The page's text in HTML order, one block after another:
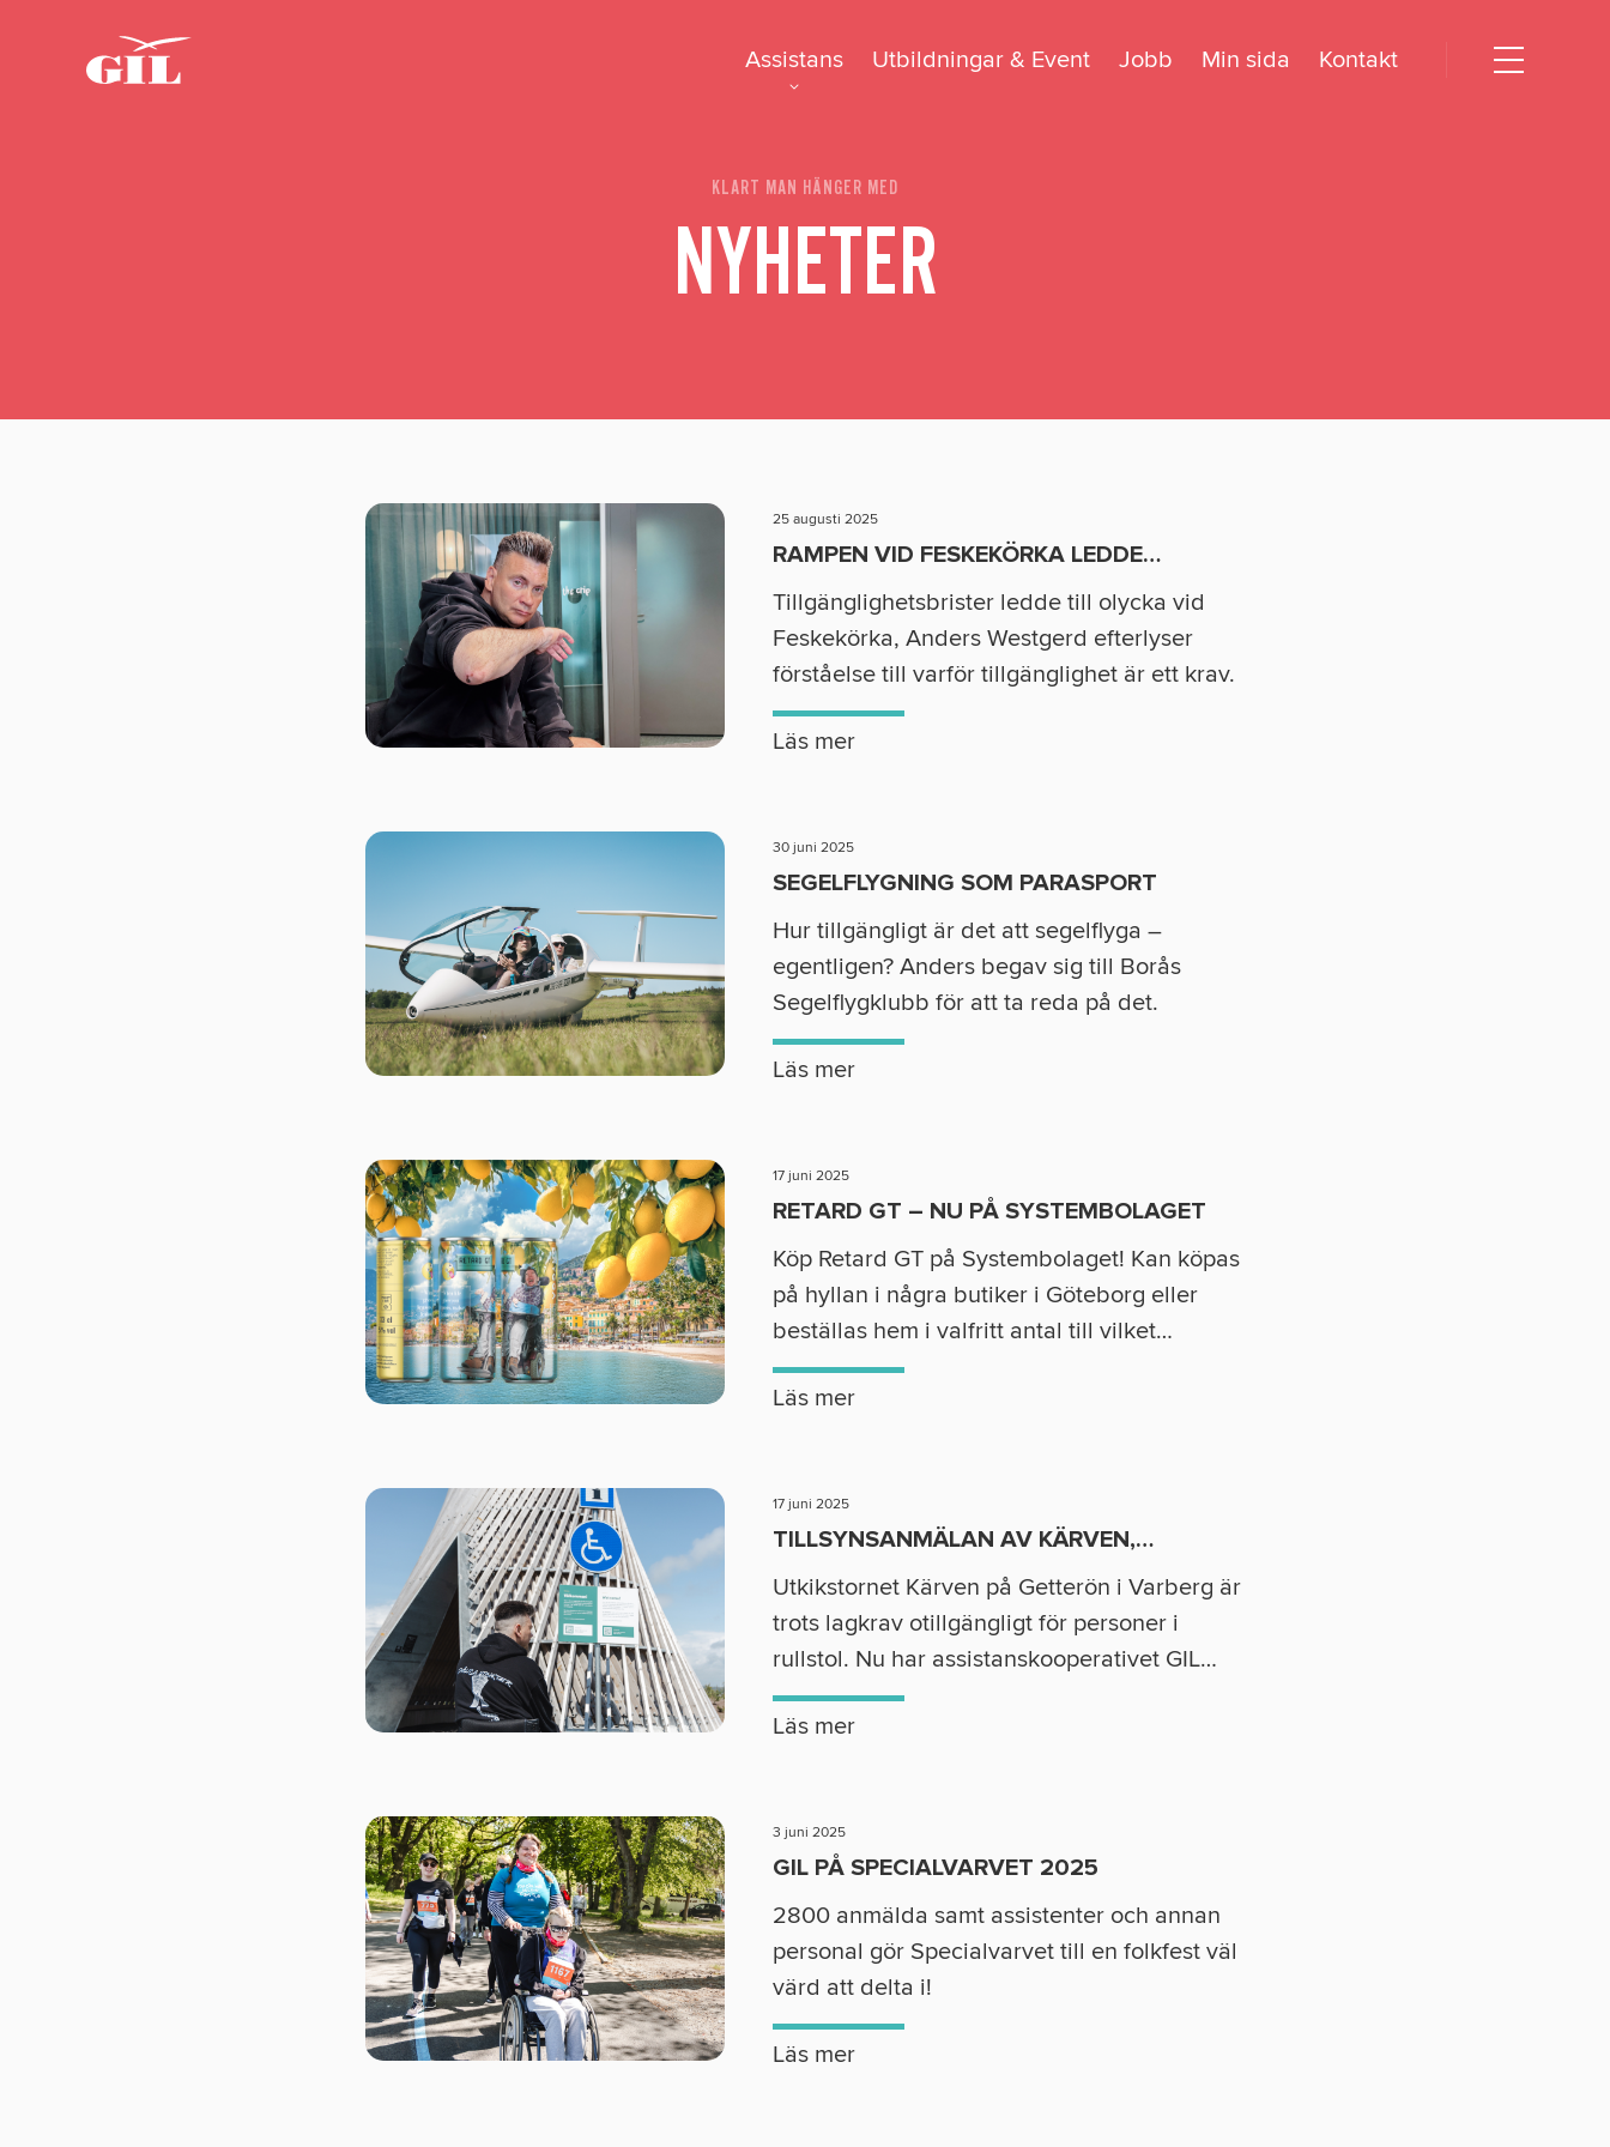
Assistans Utbildningar & Event Jobb Min sida Kontakt
Open
FAQ
GDPR
KLART MAN HÄNGER MED
NYHETER
25 augusti 2025
RAMPEN VID FESKEKÖRKA LEDDE…
Tillgänglighetsbrister ledde till olycka vid
Feskekörka, Anders Westgerd efterlyser
förståelse till varför tillgänglighet är ett krav.
Läs mer
30 juni 2025
SEGELFLYGNING SOM PARASPORT
Hur tillgängligt är det att segelflyga –
egentligen? Anders begav sig till Borås
Segelflygklubb för att ta reda på det.
Läs mer
17 juni 2025
RETARD GT – NU PÅ SYSTEMBOLAGET
Köp Retard GT på Systembolaget! Kan köpas
på hyllan i några butiker i Göteborg eller
beställas hem i valfritt antal till vilket…
Läs mer
17 juni 2025
TILLSYNSANMÄLAN AV KÄRVEN,…
Utkikstornet Kärven på Getterön i Varberg är
trots lagkrav otillgängligt för personer i
rullstol. Nu har assistanskooperativet GIL…
Läs mer
3 juni 2025
GIL PÅ SPECIALVARVET 2025
2800 anmälda samt assistenter och annan
personal gör Specialvarvet till en folkfest väl
värd att delta i!
Läs mer